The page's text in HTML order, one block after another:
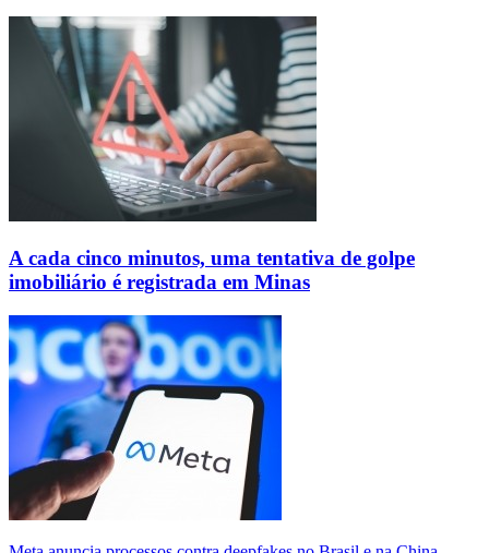
A cada cinco minutos, uma tentativa de golpe
imobiliário é registrada em Minas